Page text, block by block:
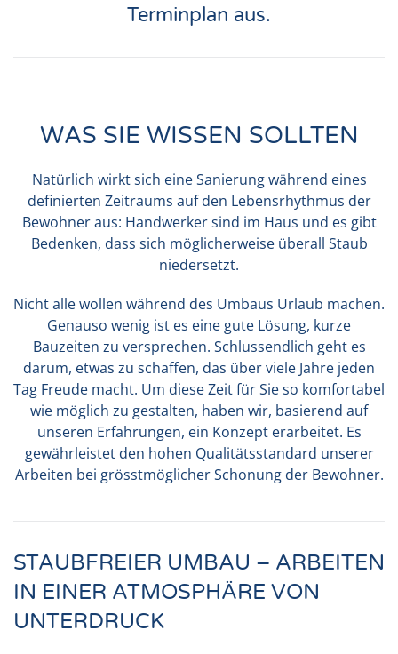
Terminplan aus.
WAS SIE WISSEN SOLLTEN
Natürlich wirkt sich eine Sanierung während eines
definierten Zeitraums auf den Lebensrhythmus der
Bewohner aus: Handwerker sind im Haus und es gibt
Bedenken, dass sich möglicherweise überall Staub
niedersetzt.
Nicht alle wollen während des Umbaus Urlaub machen.
Genauso wenig ist es eine gute Lösung, kurze
Bauzeiten zu versprechen. Schlussendlich geht es
darum, etwas zu schaffen, das über viele Jahre jeden
Tag Freude macht. Um diese Zeit für Sie so komfortabel
wie möglich zu gestalten, haben wir, basierend auf
unseren Erfahrungen, ein Konzept erarbeitet. Es
gewährleistet den hohen Qualitätsstandard unserer
Arbeiten bei grösstmöglicher Schonung der Bewohner.
STAUBFREIER UMBAU – ARBEITEN
IN EINER ATMOSPHÄRE VON
UNTERDRUCK